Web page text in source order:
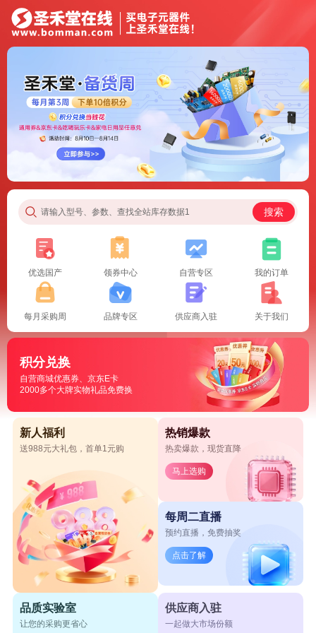
请输入型号、参数、查找全站库存数据1 搜索
优选国产 领券中心 自营专区 我的订单
每月采购周 品牌专区 供应商入驻 关于我们
积分兑换
自营商城优惠券、京东E卡
2000多个大牌实物礼品免费换
新人福利
送988元大礼包，首单1元购
热销爆款
热卖爆款，现货直降
马上选购
每周二直播
预约直播，免费抽奖
点击了解
品质实验室
让您的采购更省心
供应商入驻
一起做大市场份额